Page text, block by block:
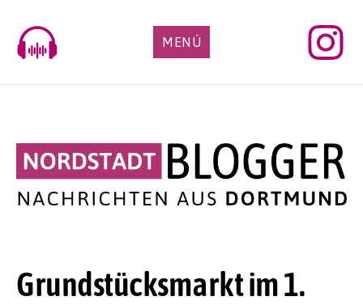
content
MENÜ
Grundstücksmarkt im 1.